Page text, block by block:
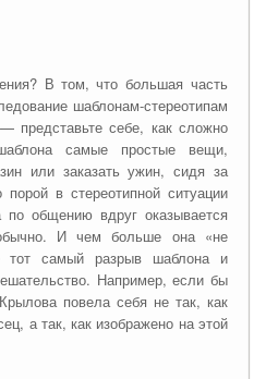
В том, что большая часть
шаблонам-стереотипам
представьте себе, как сложно
самые простые вещи,
или заказать ужин, сидя за
в стереотипной ситуации
по общению вдруг оказывается
И чем больше она «не
тот самый разрыв шаблона и
Например, если бы
повела себя не так, как
а так, как изображено на этой